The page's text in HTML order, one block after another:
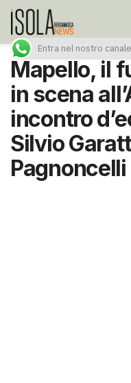
Mapello, il
in scena
incontro
Silvio
Pagnoncelli
Entra nel nostro